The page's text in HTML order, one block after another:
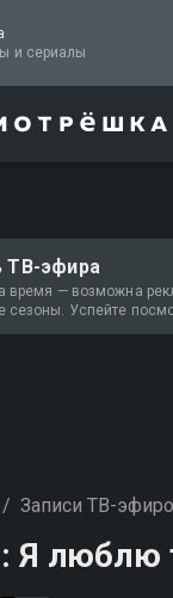
ТВ, фильмы и сериалы
ТВ-эфира
время — возможна
сезоны. Успейте
/ Записи ТВ-
Я люблю